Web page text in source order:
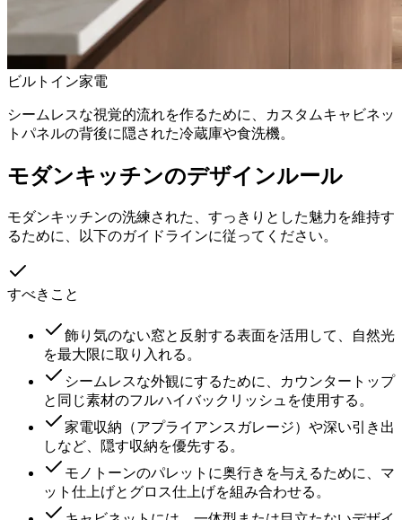
ビルトイン家電
シームレスな視覚的流れを作るために、カスタムキャビネッ
トパネルの背後に隠された冷蔵庫や食洗機。
モダンキッチンのデザインルール
モダンキッチンの洗練された、すっきりとした魅力を維持す
るために、以下のガイドラインに従ってください。
すべきこと
飾り気のない窓と反射する表面を活用して、自然光
を最大限に取り入れる。
シームレスな外観にするために、カウンタートップ
と同じ素材のフルハイバックリッシュを使用する。
家電収納（アプライアンスガレージ）や深い引き出
しなど、隠す収納を優先する。
モノトーンのパレットに奥行きを与えるために、マ
ット仕上げとグロス仕上げを組み合わせる。